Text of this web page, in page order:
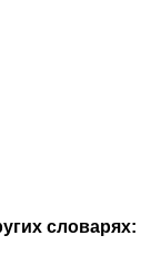
словарях: